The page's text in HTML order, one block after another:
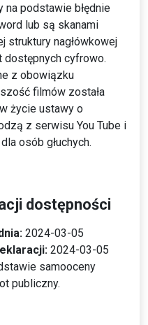
na podstawie błędnie
lub są skanami
struktury nagłówkowej
dostępnych cyfrowo.
z obowiązku
filmów została
życie ustawy o
z serwisu You Tube i
osób głuchych.
dostępności
2024-03-05
2024-03-05
samooceny
publiczny.